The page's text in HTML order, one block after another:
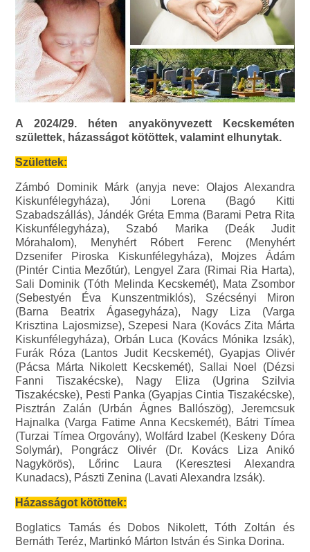
A 2024/29. héten anyakönyvezett Kecskeméten
születtek, házasságot kötöttek, valamint elhunytak.
Születtek:
Zámbó Dominik Márk (anyja neve: Olajos Alexandra
Kiskunfélegyháza), Jóni Lorena (Bagó Kitti
Szabadszállás), Jándék Gréta Emma (Barami Petra Rita
Kiskunfélegyháza), Szabó Marika (Deák Judit
Mórahalom), Menyhért Róbert Ferenc (Menyhért
Dzsenifer Piroska Kiskunfélegyháza), Mojzes Ádám
(Pintér Cintia Mezőtúr), Lengyel Zara (Rimai Ria Harta),
Sali Dominik (Tóth Melinda Kecskemét), Mata Zsombor
(Sebestyén Éva Kunszentmiklós), Szécsényi Miron
(Barna Beatrix Ágasegyháza), Nagy Liza (Varga
Krisztina Lajosmizse), Szepesi Nara (Kovács Zita Márta
Kiskunfélegyháza), Orbán Luca (Kovács Mónika Izsák),
Furák Róza (Lantos Judit Kecskemét), Gyapjas Olivér
(Pácsa Márta Nikolett Kecskemét), Sallai Noel (Dézsi
Fanni Tiszakécske), Nagy Eliza (Ugrina Szilvia
Tiszakécske), Pesti Panka (Gyapjas Cintia Tiszakécske),
Pisztrán Zalán (Urbán Ágnes Ballószög), Jeremcsuk
Hajnalka (Varga Fatime Anna Kecskemét), Bátri Tímea
(Turzai Tímea Orgovány), Wolfárd Izabel (Keskeny Dóra
Solymár), Pongrácz Olivér (Dr. Kovács Liza Anikó
Nagykörös), Lőrinc Laura (Keresztesi Alexandra
Kunadacs), Pászti Zenina (Lavati Alexandra Izsák).
Házasságot kötöttek:
Boglatics Tamás és Dobos Nikolett, Tóth Zoltán és
Bernáth Teréz, Martinkó Márton István és Sinka Dorina.